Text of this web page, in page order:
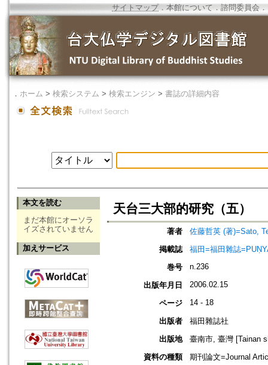
サイトマップ．本館について ． 諮問委員会 ．
． ホーム > 検索システム > 検索エンジン > 書誌の詳細内容
本文を読む
まだ本館にオーソラ
イズされていません
加えサービス
天台三大部的研究（五）
著者
佐藤哲英 (著)=Sato,
掲載誌
福田=福田雜誌
巻号
n.236
出版年月日 2006.02.15
ページ 14 - 18
出版者
福田雜誌社
出版地
臺南市, 臺灣 [Tainan
資料の種類
期刊論文=Journal